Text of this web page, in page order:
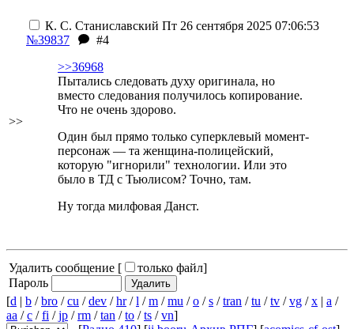
>>
К. С. Станиславский Пт 26 сентября 2025 07:06:53
№39837
#4
>>36968
Пытались следовать духу оригинала, но
вместо следования получилось копирование.
Что не очень здорово.
Один был прямо только суперклевый момент-
персонаж — та женщина-полицейский,
которую "игнорили" технологии. Или это
было в ТД с Тьюлисом? Точно, там.
Ну тогда милфовая Данст.
Удалить сообщение [ только файл]
Пароль
[d | b /bro /cu /dev /hr/l /m /mu /o /s /tran /tu /tv /vg /x | a /
aa /c /fi /jp /rm /tan /to /ts /vn]